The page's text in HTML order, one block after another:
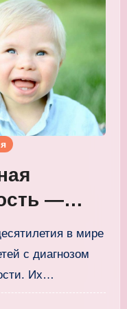
—
ли св мире
с диагнозом
Их…